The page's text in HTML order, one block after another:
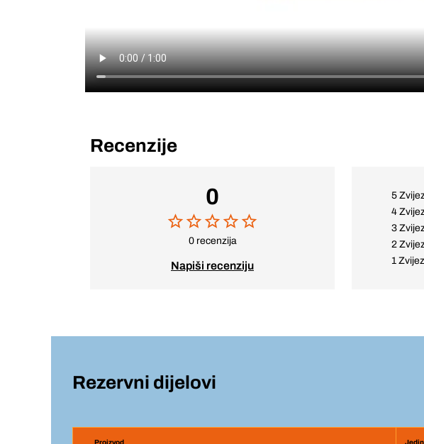
Recenzije
0
0 recenzija
Napiši recenziju
5
4
3
2
1
Rezervni dijelovi